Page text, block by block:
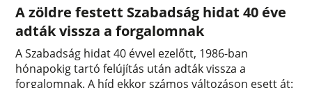
A zöldre festett Szabadság hidat 40 éve
adták vissza a forgalomnak
A Szabadság hidat 40 évvel ezelőtt, 1986-ban
hónapokig tartó felújítás után adták vissza a
forgalomnak. A híd ekkor számos változáson esett át: